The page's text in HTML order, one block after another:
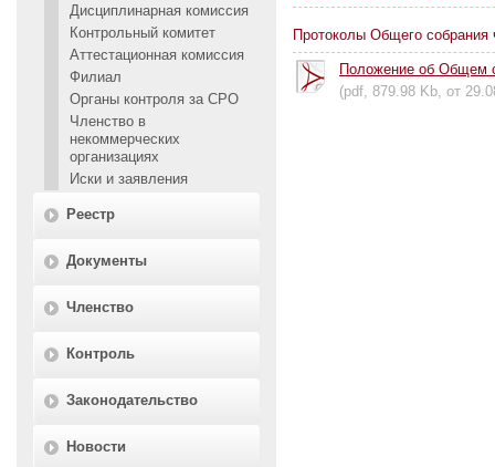
Дисциплинарная комиссия
Контрольный комитет
Аттестационная комиссия
Филиал
Органы контроля за СРО
Членство в
некоммерческих
организациях
Иски и заявления
Реестр
Документы
Членство
Контроль
Законодательство
Новости
Протоколы Общего
Положение об Общем
(pdf, 879.98 Kb, от